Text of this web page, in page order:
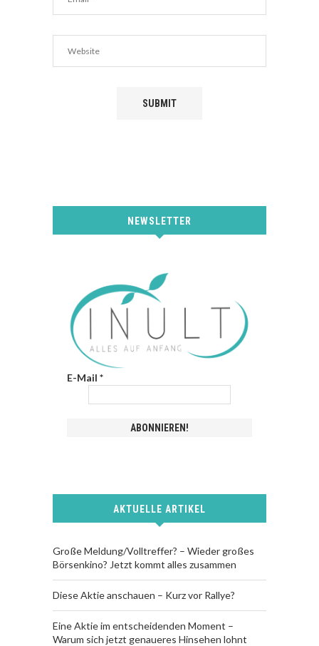
NEWSLETTER
E-Mail *
AKTUELLE ARTIKEL
Große Meldung/Volltreffer? – Wieder großes
Börsenkino? Jetzt kommt alles zusammen
Diese Aktie anschauen – Kurz vor Rallye?
Eine Aktie im entscheidenden Moment –
Warum sich jetzt genaueres Hinsehen lohnt